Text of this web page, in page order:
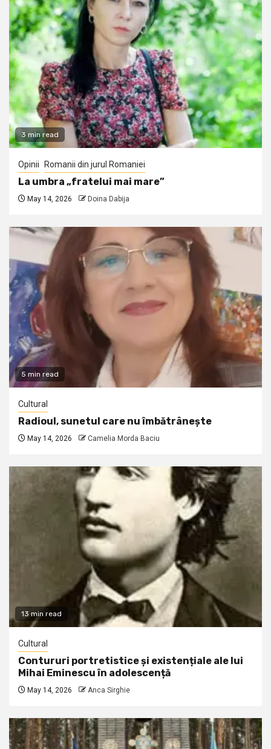
3 min read
Opinii Romanii din jurul Romaniei
La umbra „fratelui mai mare”
May 14, 2026 Doina Dabija
5 min read
Cultural
Radioul, sunetul care nu îmbătrânește
May 14, 2026 Camelia Morda Baciu
13 min read
Cultural
Contururi portretistice și existențiale ale lui
Mihai Eminescu în adolescență
May 14, 2026 Anca Sirghie